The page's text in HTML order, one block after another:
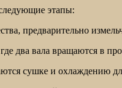
этапы:
предварительно
два вала вращаются в
сушке и охлаждению